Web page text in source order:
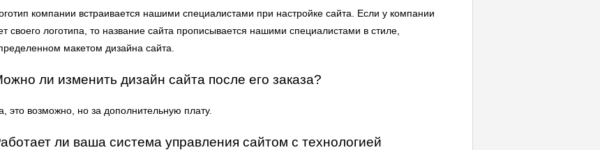
компании встраивается нашими специалистами при настройке сайта. Если у компании
своего логотипа, то название сайта прописывается нашими специалистами в стиле,
макетом дизайна сайта.
ли изменить дизайн сайта после его заказа?
это возможно, но за дополнительную плату.
ли ваша система управления сайтом с технологией